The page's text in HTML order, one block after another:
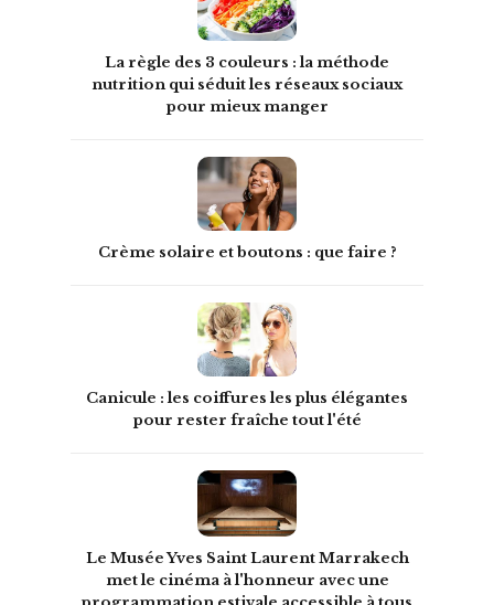
La règle des 3 couleurs : la méthode
nutrition qui séduit les réseaux sociaux
pour mieux manger
Crème solaire et boutons : que faire ?
Canicule : les coiffures les plus élégantes
pour rester fraîche tout l'été
Le Musée Yves Saint Laurent Marrakech
met le cinéma à l'honneur avec une